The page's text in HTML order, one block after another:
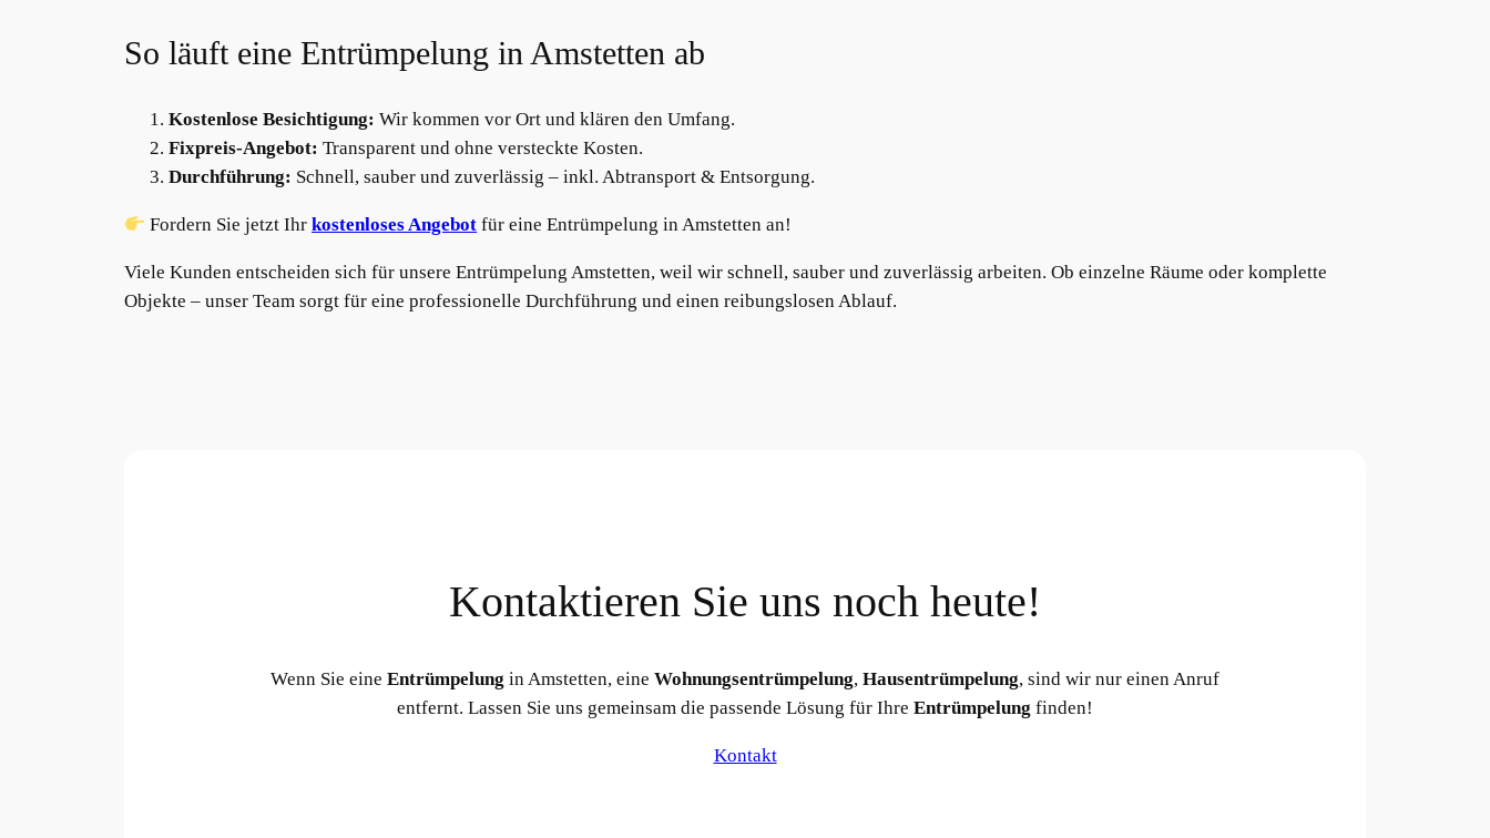
So läuft eine Entrümpelung in Amstetten ab
Kostenlose Besichtigung: Wir kommen vor Ort und klären den Umfang.
Fixpreis-Angebot: Transparent und ohne versteckte Kosten.
Durchführung: Schnell, sauber und zuverlässig – inkl. Abtransport & Entsorgung.
Fordern Sie jetzt Ihrkostenloses Angebot für eine Entrümpelung in Amstetten an!
Viele Kunden entscheiden sich für unsere Entrümpelung Amstetten, weil wir schnell, sauber und zuverlässig arbeiten. Ob einzelne Räume oder komplette
Objekte – unser Team sorgt für eine professionelle Durchführung und einen reibungslosen Ablauf.
Kontaktieren Sie uns noch heute!
Wenn Sie eine Entrümpelung in Amstetten, eine Wohnungsentrümpelung, Hausentrümpelung, sind wir nur einen Anruf
entfernt. Lassen Sie uns gemeinsam die passende Lösung für Ihre Entrümpelung finden!
Kontakt